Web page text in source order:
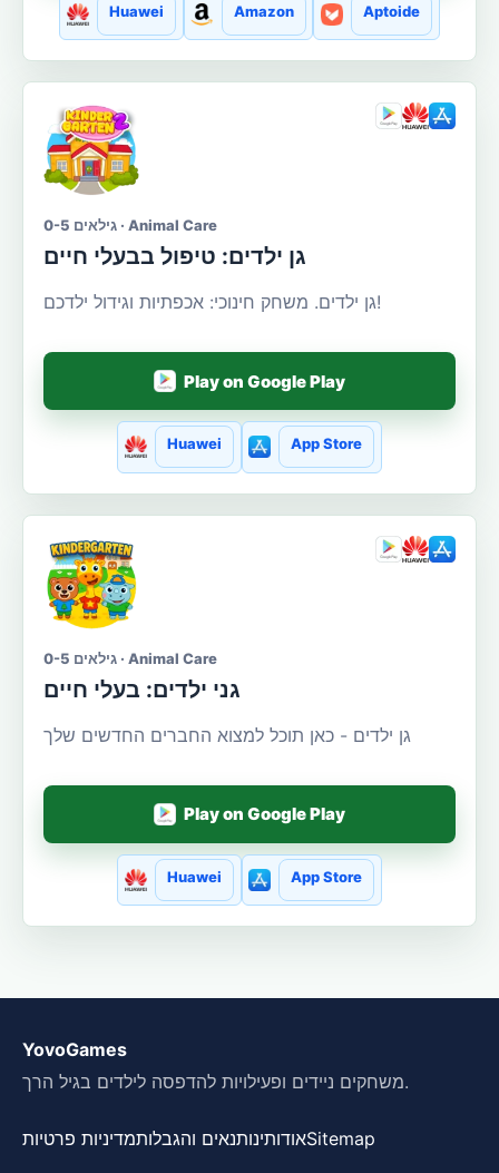
Huawei Amazon Aptoide
גילאים 0-5 · Animal Care
גן ילדים: טיפול בבעלי חיים
גן ילדים. משחק חינוכי: אכפתיות וגידול ילדכם!
Play on Google Play
Huawei App Store
גילאים 0-5 · Animal Care
גני ילדים: בעלי חיים
גן ילדים - כאן תוכל למצוא החברים החדשים שלך
Play on Google Play
Huawei App Store
YovoGames
משחקים ניידים ופעילויות להדפסה לילדים בגיל הרך.
מדיניות פרטיותתנאים והגבלותאודותינוSitemap